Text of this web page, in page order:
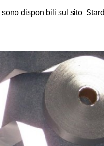
sono disponibili sul sito